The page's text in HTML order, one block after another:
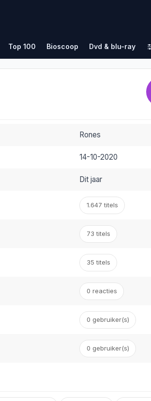
Top 100 Bioscoop Dvd & blu-ray
Rones
14-10-2020
Dit jaar
1.647 titels
73 titels
35 titels
0 reacties
0 gebruiker(s)
0 gebruiker(s)